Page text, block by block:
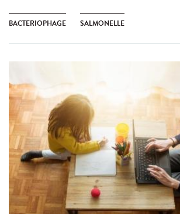
BACTERIOPHAGE SALMONELLE